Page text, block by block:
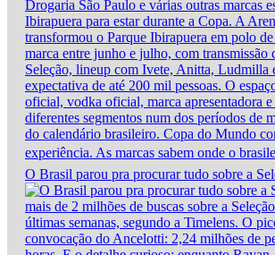
O Brasil parou pra procurar tudo sobre a